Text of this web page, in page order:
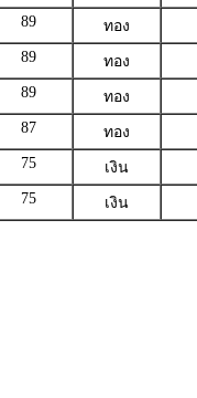
89 ทอง
89 ทอง
89 ทอง
87 ทอง
75 เงิน
75 เงิน